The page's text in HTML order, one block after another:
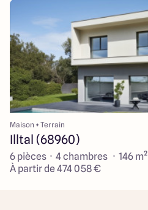
Maison + Terrain
Illtal (68960)
6 pièces · 4 chambres · 146 m²
À partir de 474 058 €